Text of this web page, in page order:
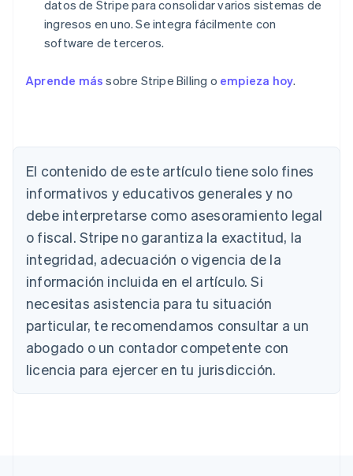
datos de Stripe para consolidar varios sistemas de
ingresos en uno. Se integra fácilmente con
software de terceros.
Aprende más sobre Stripe Billing o empieza hoy.
El contenido de este artículo tiene solo fines
informativos y educativos generales y no
debe interpretarse como asesoramiento legal
o fiscal. Stripe no garantiza la exactitud, la
integridad, adecuación o vigencia de la
información incluida en el artículo. Si
necesitas asistencia para tu situación
particular, te recomendamos consultar a un
abogado o un contador competente con
licencia para ejercer en tu jurisdicción.
Alemania
Australia
English
Austria
Deutsch English
Bélgica
NederlandsFrançaisDeutschEnglish
Português English
Bulgaria
English
Canadá
EnglishFrançais